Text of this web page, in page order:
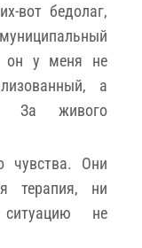
вот бедолаг,
он у меня не
а
За живого
чувства. Они
терапия, ни
не